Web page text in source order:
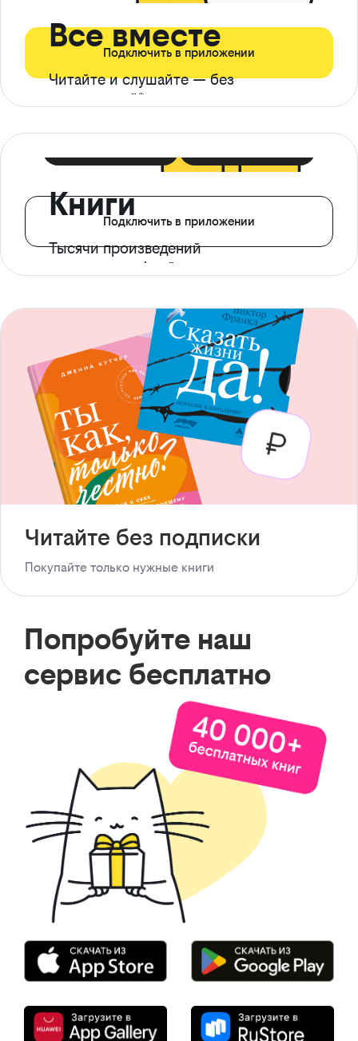
Все вместе
Читайте и слушайте — без
ограничений*
Подключить в приложении
Книги
Тысячи произведений
с доступом офлайн
Подключить в приложении
Читайте без подписки
Покупайте только нужные книги
Попробуйте наш
сервис бесплатно